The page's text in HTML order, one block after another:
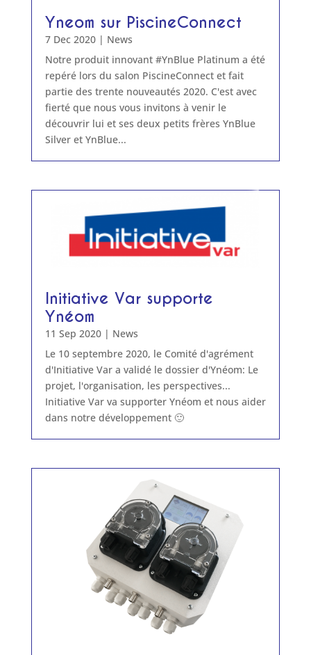
Yneom sur PiscineConnect
7 Dec 2020| News
Notre produit innovant #YnBlue Platinum a été
repéré lors du salon PiscineConnect et fait
partie des trente nouveautés 2020. C'est avec
fierté que nous vous invitons à venir le
découvrir lui et ses deux petits frères YnBlue
Silver et YnBlue...
Initiative Var supporte
Ynéom
11 Sep 2020| News
Le 10 septembre 2020, le Comité d'agrément
d'Initiative Var a validé le dossier d'Ynéom: Le
projet, l'organisation, les perspectives...
Initiative Var va supporter Ynéom et nous aider
dans notre développement 🙂